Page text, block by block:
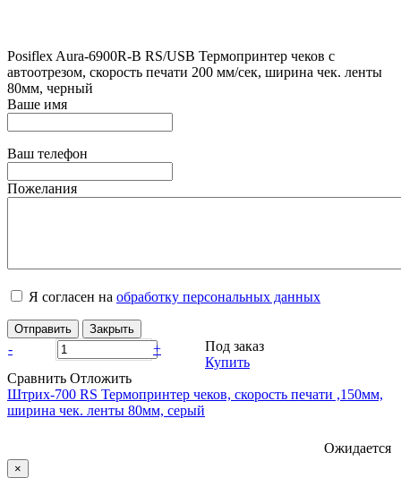
Posiflex Aura-6900R-B RS/USB Термопринтер чеков с
автоотрезом, скорость печати 200 мм/сек, ширина чек. ленты
80мм, черный
Ваше имя
Ваш телефон
Пожелания
Я согласен на обработку персональных данных
Отправить Закрыть
- +
Под заказ
Купить
Сравнить Отложить
Штрих-700 RS Термопринтер чеков, скорость печати ,150мм,
ширина чек. ленты 80мм, серый
Ожидается
×